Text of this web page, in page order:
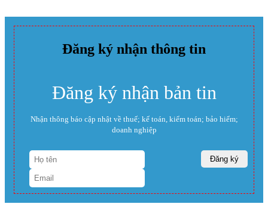
Đăng ký nhận thông tin
Đăng ký nhận bản tin
Nhận thông báo cập nhật về thuế; kế toán, kiểm toán; bảo hiểm;
doanh nghiệp